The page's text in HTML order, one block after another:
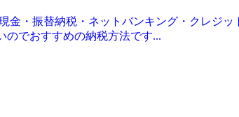
金・振替納税・ネットバンキング・クレジ
のでおすすめの納税方法です...